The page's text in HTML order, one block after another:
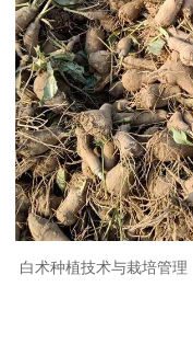
白术种植技术与栽培管理